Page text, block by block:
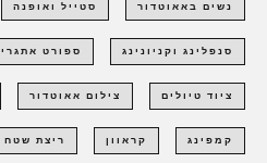
נשים באאוטדור סטייל ואופנה
סנפלינג וקניונינג ספורט אתגרי
ציוד טיולים צילום אאוטדור
קמפינג קראוון ריצת שטח